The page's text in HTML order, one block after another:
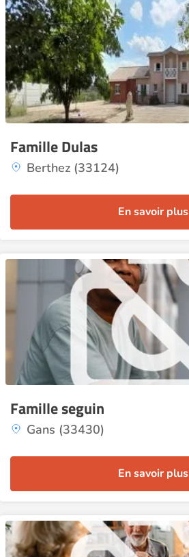
Famille Dulas
Berthez (33124)
En savoir plus
Famille seguin
Gans (33430)
En savoir plus